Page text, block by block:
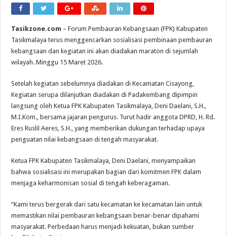
Persatuan,
FPK
Wilayah
Tasikzone.com – Forum Pembauran Kebangsaan (FPK) Kabupaten
Tasikmalaya terus menggencarkan sosialisasi pembinaan pembauran
kebangsaan dan kegiatan ini akan diadakan maraton di sejumlah
wilayah. Minggu 15 Maret 2026.
Setelah kegiatan sebelumnya diadakan di Kecamatan Cisayong,
Kegiatan serupa dilanjutkan diadakan di Padakembang dipimpin
langsung oleh Ketua FPK Kabupaten Tasikmalaya, Deni Daelani, S.H.,
M.I.Kom., bersama jajaran pengurus. Turut hadir anggota DPRD, H. Rd.
Eres Ruslil Aeres, S.H., yang memberikan dukungan terhadap upaya
penguatan nilai kebangsaan di tengah masyarakat.
Ketua FPK Kabupaten Tasikmalaya, Deni Daelani, menyampaikan
bahwa sosialisasi ini merupakan bagian dari komitmen FPK dalam
menjaga keharmonisan sosial di tengah keberagaman.
“Kami terus bergerak dari satu kecamatan ke kecamatan lain untuk
memastikan nilai pembauran kebangsaan benar-benar dipahami
masyarakat. Perbedaan harus menjadi kekuatan, bukan sumber